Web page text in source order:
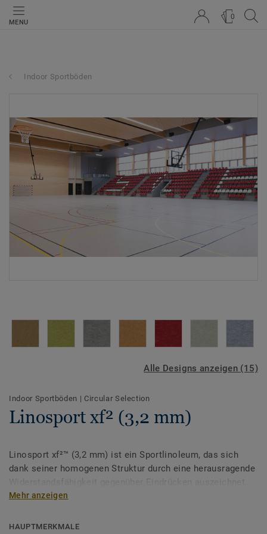
MENU
0
Indoor Sportböden
Alle Designs anzeigen (15)
Indoor Sportböden | Circular Selection
Linosport xf² (3,2 mm)
Linosport xf²™ (3,2 mm) ist ein Sportlinoleum, das sich
dank seiner homogenen Struktur durch eine herausragende
Der Linoleum Sportboden wird werkseitig mit unserer
extreme Widerstandsfähigkeit, einfache Reinigung und
Mehr anzeigen
HAUPTMERKMALE